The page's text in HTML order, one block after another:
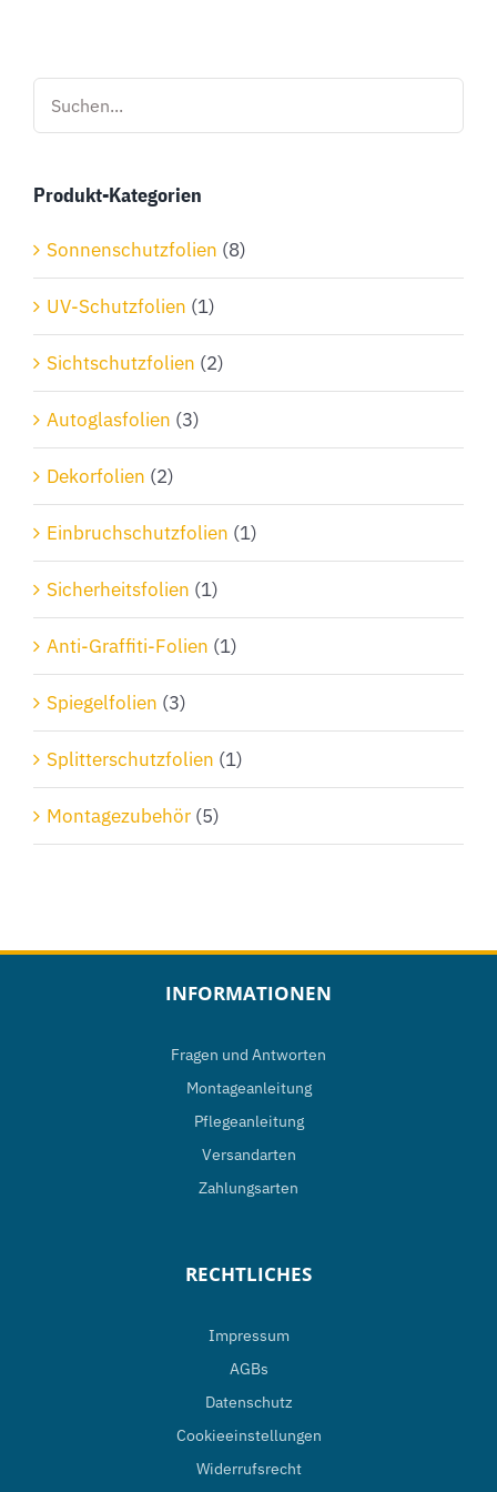
Die
können
Produktseite
gewählt
werden
Produkt-Kategorien
Sonnenschutzfolien (8)
UV-Schutzfolien (1)
Sichtschutzfolien (2)
Autoglasfolien (3)
Dekorfolien (2)
Einbruchschutzfolien (1)
Sicherheitsfolien (1)
Anti-Graffiti-Folien (1)
Spiegelfolien (3)
Splitterschutzfolien (1)
Montagezubehör (5)
INFORMATIONEN
Fragen und Antworten
Montageanleitung
Pflegeanleitung
Versandarten
Zahlungsarten
RECHTLICHES
Impressum
AGBs
Datenschutz
Cookieeinstellungen
Widerrufsrecht